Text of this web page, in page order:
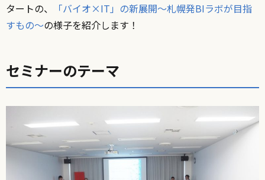
タートの、
「バイオ×IT」の新展開～札幌発BIラボが目指
すもの～の様子を紹介します！
セミナーのテーマ